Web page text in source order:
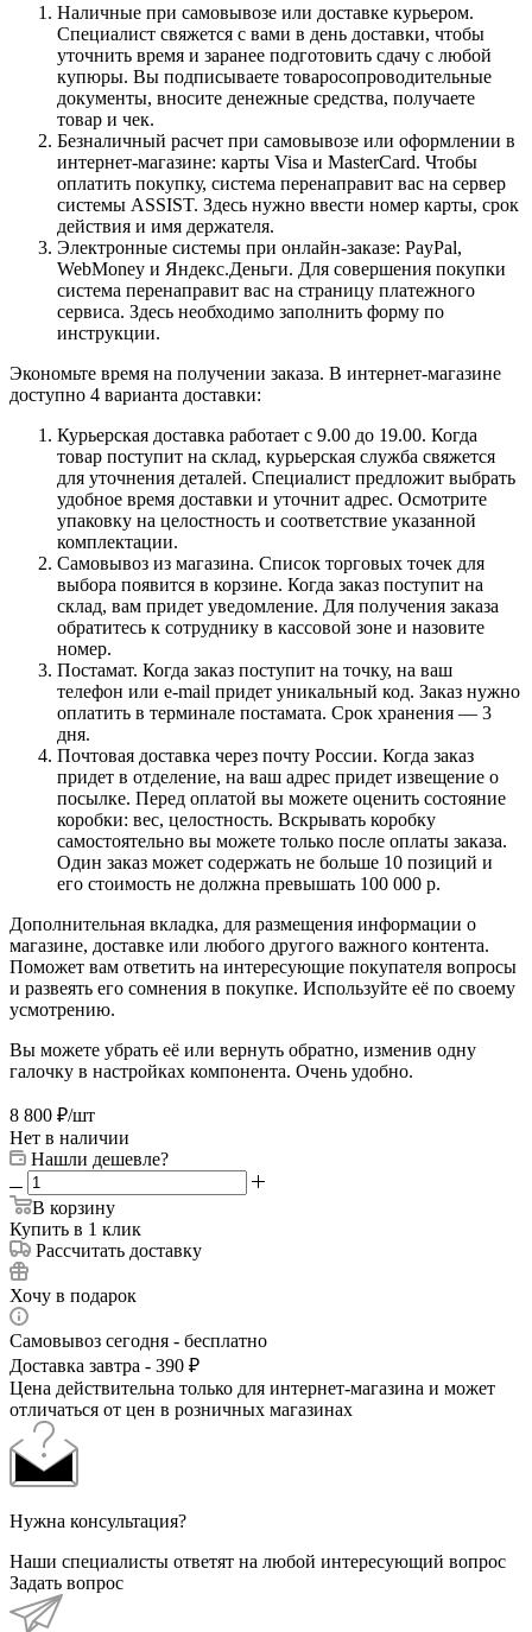
Наличные при самовывозе или доставке курьером.
Специалист свяжется с вами в день доставки, чтобы
уточнить время и заранее подготовить сдачу с любой
купюры. Вы подписываете товаросопроводительные
документы, вносите денежные средства, получаете
товар и чек.
Безналичный расчет при самовывозе или оформлении в
интернет-магазине: карты Visa и MasterCard. Чтобы
оплатить покупку, система перенаправит вас на сервер
системы ASSIST. Здесь нужно ввести номер карты, срок
действия и имя держателя.
Электронные системы при онлайн-заказе: PayPal,
WebMoney и Яндекс.Деньги. Для совершения покупки
система перенаправит вас на страницу платежного
сервиса. Здесь необходимо заполнить форму по
инструкции.
Экономьте время на получении заказа. В интернет-магазине
доступно 4 варианта доставки:
Курьерская доставка работает с 9.00 до 19.00. Когда
товар поступит на склад, курьерская служба свяжется
для уточнения деталей. Специалист предложит выбрать
удобное время доставки и уточнит адрес. Осмотрите
упаковку на целостность и соответствие указанной
комплектации.
Самовывоз из магазина. Список торговых точек для
выбора появится в корзине. Когда заказ поступит на
склад, вам придет уведомление. Для получения заказа
обратитесь к сотруднику в кассовой зоне и назовите
номер.
Постамат. Когда заказ поступит на точку, на ваш
телефон или e-mail придет уникальный код. Заказ нужно
оплатить в терминале постамата. Срок хранения — 3
дня.
Почтовая доставка через почту России. Когда заказ
придет в отделение, на ваш адрес придет извещение о
посылке. Перед оплатой вы можете оценить состояние
коробки: вес, целостность. Вскрывать коробку
самостоятельно вы можете только после оплаты заказа.
Один заказ может содержать не больше 10 позиций и
его стоимость не должна превышать 100 000 р.
Дополнительная вкладка, для размещения информации о
магазине, доставке или любого другого важного контента.
Поможет вам ответить на интересующие покупателя вопросы
и развеять его сомнения в покупке. Используйте её по своему
усмотрению.
Вы можете убрать её или вернуть обратно, изменив одну
галочку в настройках компонента. Очень удобно.
8 800 ₽/шт
Нет в наличии
Нашли дешевле?
В корзину
Купить в 1 клик
Рассчитать доставку
Хочу в подарок
Самовывоз сегодня - бесплатно
Доставка завтра - 390 ₽
Цена действительна только для интернет-магазина и может
отличаться от цен в розничных магазинах
Нужна консультация?
Наши специалисты ответят на любой интересующий вопрос
Задать вопрос